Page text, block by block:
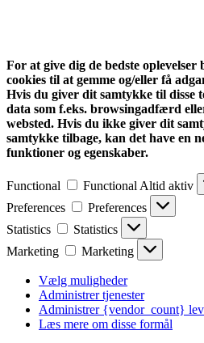
For at give dig de bedste
cookies til at gemme og/eller få
Hvis du giver dit samtykke til disse
data som f.eks. browsingadfærd
websted. Hvis du ikke giver dit
samtykke tilbage, kan det have en
funktioner og egenskaber.
Functional FunctionalAltid aktiv
Preferences
Preferences
Statistics
Statistics
Marketing
Marketing
Vælg muligheder
Administrer tjenester
Administrer {vendor_count}
Læs mere om disse formål